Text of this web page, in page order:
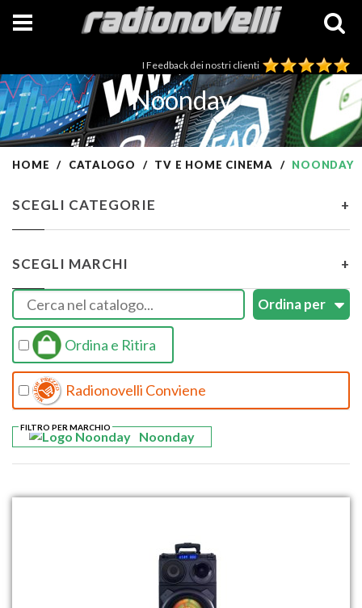
I Feedback dei nostri clienti
Noonday
HOME CATALOGO TV E HOME CINEMA NOONDAY
SCEGLI CATEGORIE +
SCEGLI MARCHI +
Ordina e Ritira
Radionovelli Conviene
Noonday
FILTRO PER MARCHIO